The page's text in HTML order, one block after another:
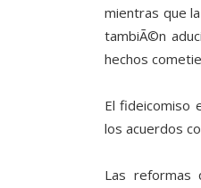
mientras que
tambiÃ©n
hechos
El fideicomiso
los acuerdos
Las reformas